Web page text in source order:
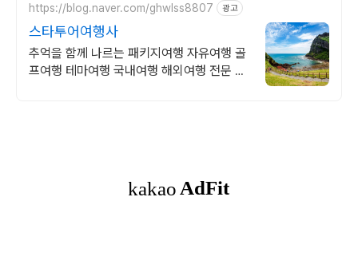
https://blog.naver.com/ghwlss8807 광고
스타투어여행사
추억을 함께 나르는 패키지여행 자유여행 골
프여행 테마여행 국내여행 해외여행 전문 상